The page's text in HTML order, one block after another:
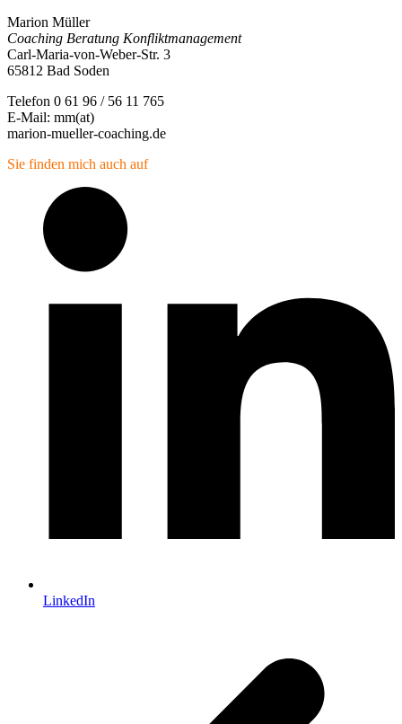
Marion Müller
Coaching Beratung Konfliktmanagement
Carl-Maria-von-Weber-Str. 3
65812 Bad Soden
Telefon 0 61 96 / 56 11 765
E-Mail: mm(at)
marion-mueller-coaching.de
Sie finden mich auch auf
LinkedIn